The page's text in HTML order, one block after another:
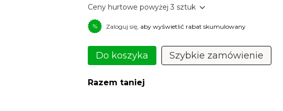
Ceny hurtowe powyżej 3 sztuk
% Zaloguj się , aby wyświetlić rabat skumulowany
Do koszyka Szybkie zamówienie
Razem taniej